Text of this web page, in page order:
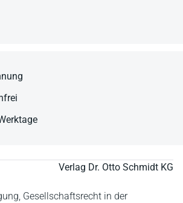
Verlag Dr. Otto Schmidt KG
Gesellschaftsrecht in der